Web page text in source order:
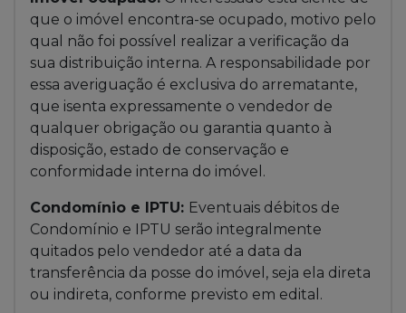
que o imóvel encontra-se ocupado, motivo pelo
qual não foi possível realizar a verificação da
sua distribuição interna. A responsabilidade por
essa averiguação é exclusiva do arrematante,
que isenta expressamente o vendedor de
qualquer obrigação ou garantia quanto à
disposição, estado de conservação e
conformidade interna do imóvel.
Condomínio e IPTU: Eventuais débitos de
Condomínio e IPTU serão integralmente
quitados pelo vendedor até a data da
transferência da posse do imóvel, seja ela direta
ou indireta, conforme previsto em edital.